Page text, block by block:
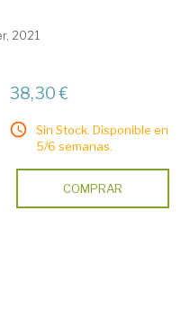
2021
38,30 €
Sin Stock. Disponible en
5/6 semanas.
COMPRAR